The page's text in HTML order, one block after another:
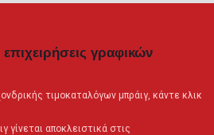
επιχειρήσεις γραφικών
τιμοκαταλόγων μπράιγ, κάντε κλικ
αποκλειστικά στις